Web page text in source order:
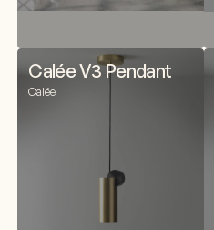
Calée V3 Pendant
Calée